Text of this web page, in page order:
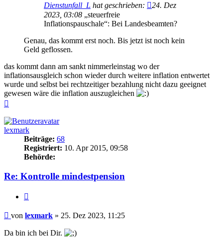
Dienstunfall_L hat geschrieben:
24. Dez
2023, 03:08 „steuerfreie
Inflationspauschale“: Bei Landesbeamten?
Genau, das kommt erst noch. Bis jetzt ist noch kein
Geld geflossen.
das kommt dann am sankt nimmerleinstag wo der
inflationsausgleich schon wieder durch weitere inflation entwertet
wurde und selbst bei rechtzeitiger bezahlung nicht dazu geeignet
gewesen wäre die inflation auszugleichen
lexmark
Beiträge: 68
Registriert: 10. Apr 2015, 09:58
Behörde:
Re: Kontrolle mindestpension
Beitrag
von lexmark » 25. Dez 2023, 11:25
Da bin ich bei Dir.